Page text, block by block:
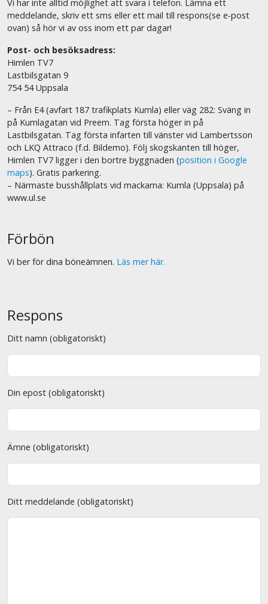
Vi har inte alltid möjlighet att svara i telefon. Lämna ett
meddelande, skriv ett sms eller ett mail till respons(se e-post
ovan) så hör vi av oss inom ett par dagar!
Post- och besöksadress:
Himlen TV7
Lastbilsgatan 9
754 54 Uppsala
– Från E4 (avfart 187 trafikplats Kumla) eller väg 282: Sväng in
på Kumlagatan vid Preem. Tag första höger in på
Lastbilsgatan. Tag första infarten till vänster vid Lambertsson
och LKQ Attraco (f.d. Bildemo). Följ skogskanten till höger,
Himlen TV7 ligger i den bortre byggnaden (position i Google
maps). Gratis parkering.
– Närmaste busshållplats vid mackarna: Kumla (Uppsala) på
www.ul.se
Förbön
Vi ber för dina böneämnen. Läs mer här.
Respons
Ditt namn (obligatoriskt)
Din epost (obligatoriskt)
Ämne (obligatoriskt)
Ditt meddelande (obligatoriskt)